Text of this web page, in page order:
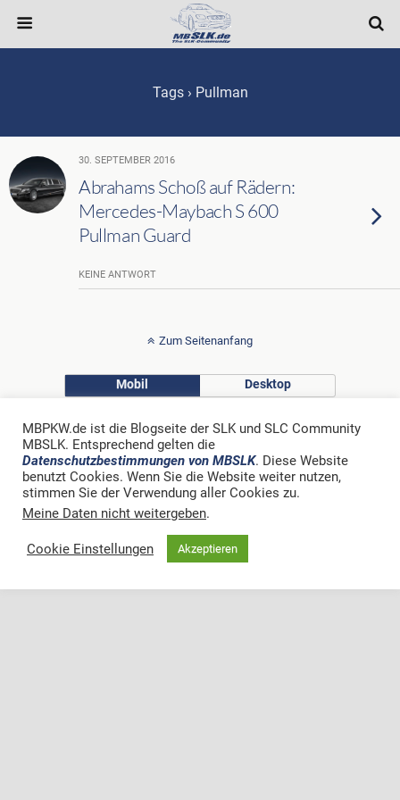
Tags › Pullman
30. SEPTEMBER 2016
Abrahams Schoß auf Rädern:
Mercedes-Maybach S 600
Pullman Guard
KEINE ANTWORT
Zum Seitenanfang
Mobil Desktop
MBPKW.de ist die Blogseite der SLK und SLC Community
MBSLK. Entsprechend gelten die
Datenschutzbestimmungen von MBSLK. Diese Website
benutzt Cookies. Wenn Sie die Website weiter nutzen,
stimmen Sie der Verwendung aller Cookies zu.
Meine Daten nicht weitergeben.
Cookie Einstellungen Akzeptieren